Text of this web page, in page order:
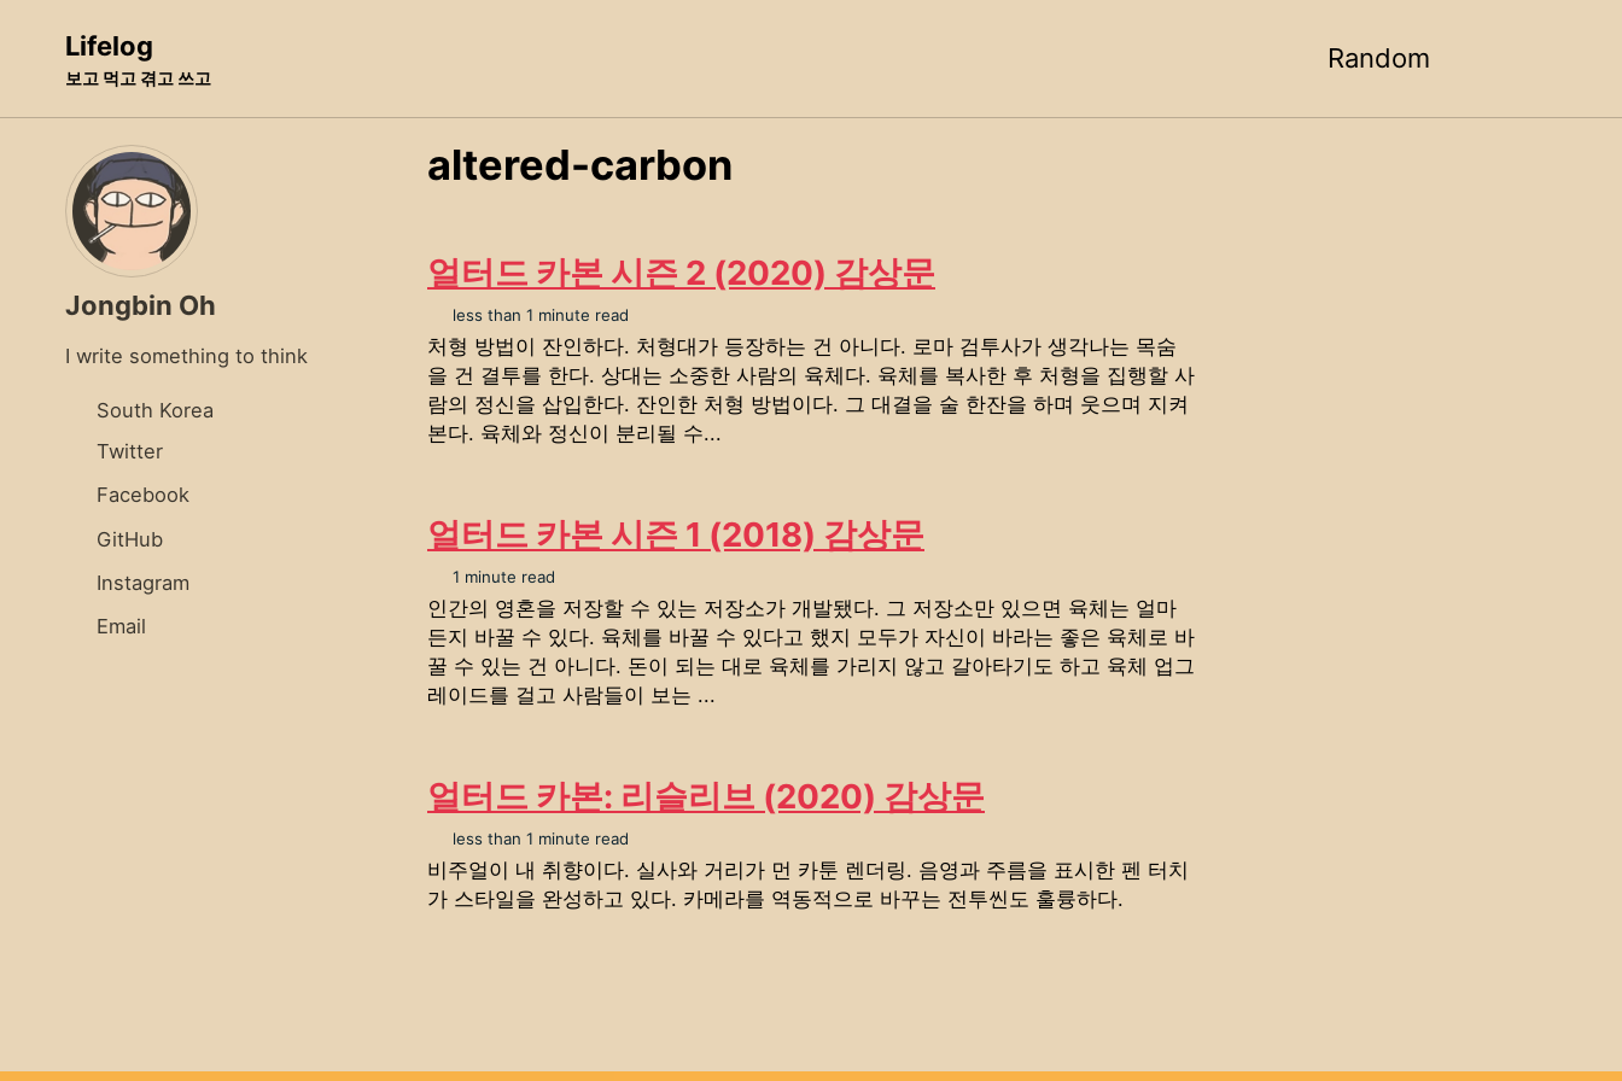
navigation
Lifelog
보고 먹고 겪고 쓰고
Random
Jongbin Oh
I write something to think
South Korea
Twitter
Facebook
GitHub
Instagram
Email
altered-carbon
얼터드 카본 시즌 2 (2020) 감상문
less than 1 minute read
처형 방법이 잔인하다. 처형대가 등장하는 건 아니다. 로마 검투사가 생각나는 목숨
을 건 결투를 한다. 상대는 소중한 사람의 육체다. 육체를 복사한 후 처형을 집행할 사
람의 정신을 삽입한다. 잔인한 처형 방법이다. 그 대결을 술 한잔을 하며 웃으며 지켜
본다. 육체와 정신이 분리될 수...
얼터드 카본 시즌 1 (2018) 감상문
1 minute read
인간의 영혼을 저장할 수 있는 저장소가 개발됐다. 그 저장소만 있으면 육체는 얼마
든지 바꿀 수 있다. 육체를 바꿀 수 있다고 했지 모두가 자신이 바라는 좋은 육체로 바
꿀 수 있는 건 아니다. 돈이 되는 대로 육체를 가리지 않고 갈아타기도 하고 육체 업그
레이드를 걸고 사람들이 보는 ...
얼터드 카본: 리슬리브 (2020) 감상문
less than 1 minute read
비주얼이 내 취향이다. 실사와 거리가 먼 카툰 렌더링. 음영과 주름을 표시한 펜 터치
가 스타일을 완성하고 있다. 카메라를 역동적으로 바꾸는 전투씬도 훌륭하다.